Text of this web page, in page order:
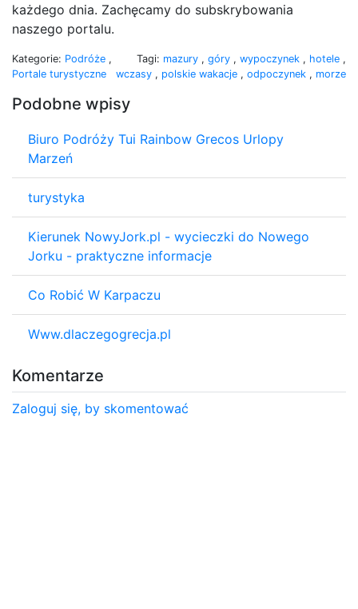
każdego dnia. Zachęcamy do subskrybowania
naszego portalu.
Kategorie: Podróże ,
Portale turystyczne
Tagi: mazury , góry , wypoczynek , hotele ,
wczasy , polskie wakacje , odpoczynek , morze
Podobne wpisy
Biuro Podróży Tui Rainbow Grecos Urlopy
Marzeń
turystyka
Kierunek NowyJork.pl - wycieczki do Nowego
Jorku - praktyczne informacje
Co Robić W Karpaczu
Www.dlaczegogrecja.pl
Komentarze
Zaloguj się, by skomentować